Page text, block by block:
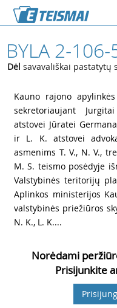
BYLA 2-
Dėl savavališkai
Kauno rajono
sekretoriaujant
atstovei Jūratei
ir L. K. atstovei
asmenims T. V., N. V.,
M. S. teismo posėdyje
Valstybinės teritorijų
Aplinkos ministerijos
valstybinės priežiūros
N. K., L. K....
Norėdami
Prisijunkite